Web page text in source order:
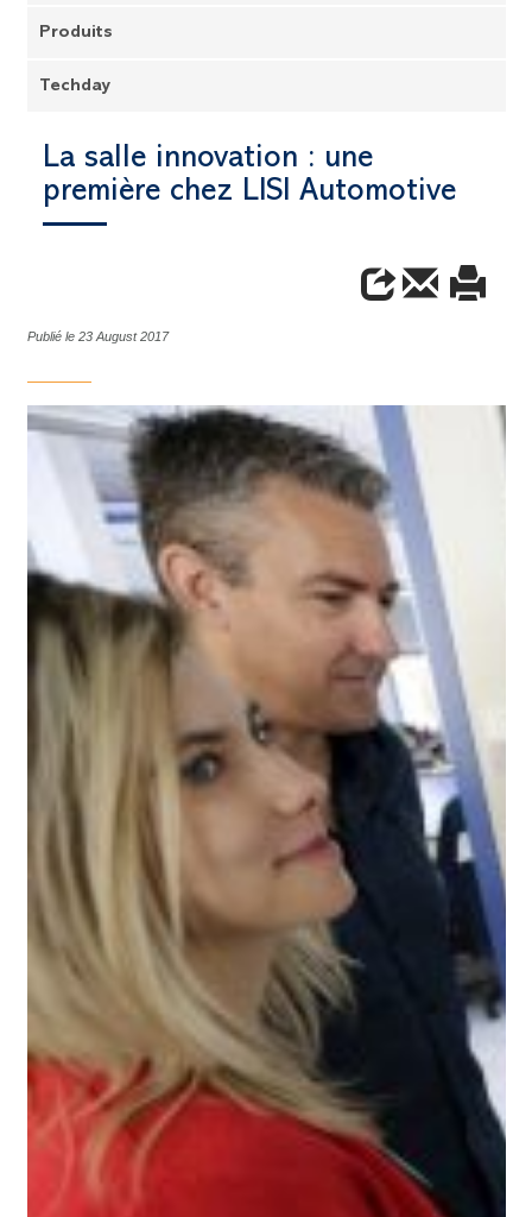
Produits
Techday
La salle innovation : une
première chez LISI Automotive
Publié le 23 August 2017